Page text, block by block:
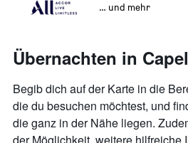
… und mehr
Übernachten in
Begib dich auf der Karte in die
die du besuchen möchtest, und
die ganz in der Nähe liegen.